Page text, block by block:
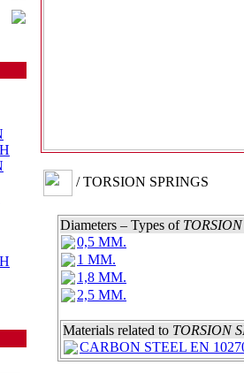
/ TORSION SPRINGS
Diameters – Types of
0,5 MM.
1 MM.
1,8 MM.
2,5 MM.
Materials related to TORSION
CARBON STEEL EN